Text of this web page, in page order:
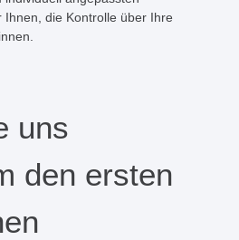
die Kontrolle über Ihre
uns
den ersten